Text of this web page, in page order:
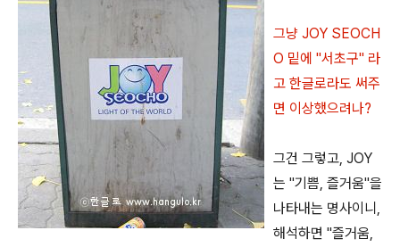
그냥 JOY SEOCH
O 밑에 "서초구" 라
고 한글로라도 써주
면 이상했으려나?
그건 그렇고, JOY
는 "기쁨, 즐거움"을
나타내는 명사이니,
해석하면 "즐거움,